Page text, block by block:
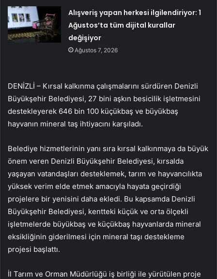
Alışveriş yapan herkesi ilgilendiriyor: 1
Ağustos’ta tüm dijital kurallar
değişiyor
Ağustos 7, 2026
DENİZLİ – Kırsal kalkınma çalışmalarını sürdüren Denizli
Büyükşehir Belediyesi, 27 bini aşkın besicilik işletmesini
destekleyerek 646 bin 100 küçükbaş ve büyükbaş
hayvanın mineral taş ihtiyacını karşıladı.
Belediye hizmetlerinin yanı sıra kırsal kalkınmaya da büyük
önem veren Denizli Büyükşehir Belediyesi, kırsalda
yaşayan vatandaşları desteklemek, tarım ve hayvancılıkta
yüksek verim elde etmek amacıyla hayata geçirdiği
projelere bir yenisini daha ekledi. Bu kapsamda Denizli
Büyükşehir Belediyesi, kentteki küçük ve orta ölçekli
işletmelerde büyükbaş ve küçükbaş hayvanlarda mineral
eksikliğinin giderilmesi için mineral taşı destekleme
projesi başlattı.
İl Tarım ve Orman Müdürlüğü iş birliği ile yürütülen proje